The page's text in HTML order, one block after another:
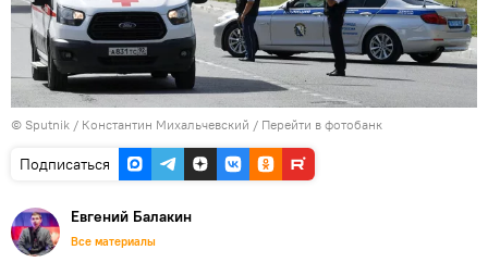
© Sputnik / Константин Михальчевский / Перейти в фотобанк
Подписаться
Евгений Балакин
Все материалы